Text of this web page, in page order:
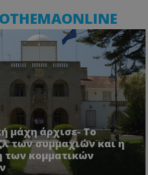
μάχη άρχισε- Το
των συμμαχιών και η
των κομματικών
Προμηθευτής /Πεδίο
.lifenewscy.tothemaonline.com
Microsoft Corporation